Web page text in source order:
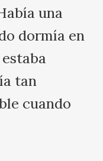
una
dormía en
tan
cuando